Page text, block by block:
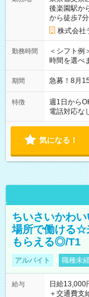
後楽園駅か
から徒歩7分
株式会社
勤務時間
＜シフト例＞
時間を選べ
期間 急募！8月
特徴 週1日から
電話対応な
気になる！
ちいさいかわ
場所で働ける☆
もらえる◎/T1
アルバイト 職種未
給与
日給13,000
＋交通費支給 ★交通費全額支給！ ┗案件により規定あり